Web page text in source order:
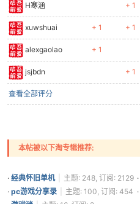
H寒涵 + 1
xuwshuai + 1 + 1
alexgaolao + 1
jsjbdn + 1
查看全部评分
本帖被以下淘专辑推荐:
· 经典怀旧单机 主题: 248, 订阅: 2129 ·
· pc游戏分享录 主题: 100, 订阅: 454 ·